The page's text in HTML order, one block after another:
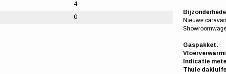
4
0
Nieuwe
Gaspakket.
Indicatie
Thule